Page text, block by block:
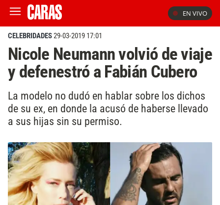
EN VIVO
CELEBRIDADES29-03-2019 17:01
Nicole Neumann volvió de viaje
y defenestró a Fabián Cubero
La modelo no dudó en hablar sobre los dichos
de su ex, en donde la acusó de haberse llevado
a sus hijas sin su permiso.